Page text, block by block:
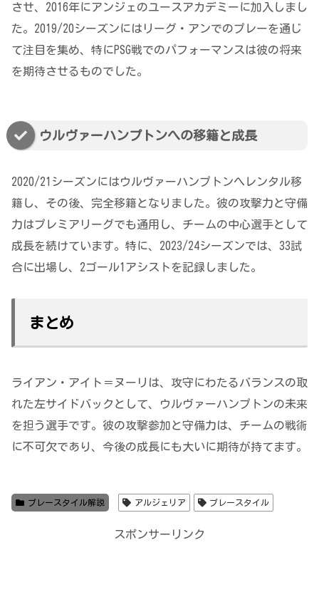
させ、2016年にアンジェのユースアカデミーに加入しまし
た。2019/20シーズンにはリーグ・アンでのプレーを通じ
て注目を集め、特にPSG戦でのパフォーマンスは彼の将来
を期待させるものでした。
ウルヴァーハンプトンへの移籍と成長
2020/21シーズンにはウルヴァーハンプトンへレンタル移
籍し、その後、完全移籍となりました。彼の攻撃力と守備
力はプレミアリーグでも通用し、チームの中心選手として
成長を続けています。特に、2023/24シーズンでは、33試
合に出場し、2ゴール1アシストを記録しました。
まとめ
ライアン・アイト＝ヌーリは、攻守にわたるバランスの取
れた左サイドバックとして、ウルヴァーハンプトンの未来
を担う選手です。彼の攻撃参加と守備力は、チームの戦術
に不可欠であり、今後の成長にも大いに期待が持てます。
プレースタイル解説 アルジェリア プレースタイル
スポンサーリンク